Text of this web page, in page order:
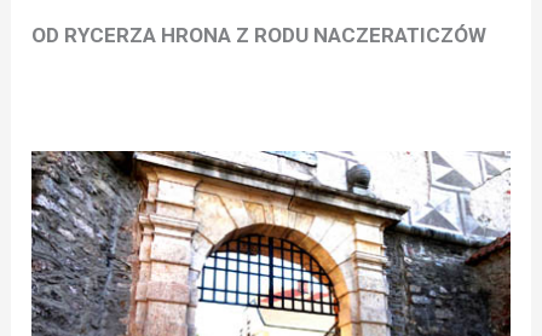
OD RYCERZA HRONA Z RODU NACZERATICZÓW